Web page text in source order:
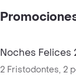
Noches Felices
2 Fristodontes, 2